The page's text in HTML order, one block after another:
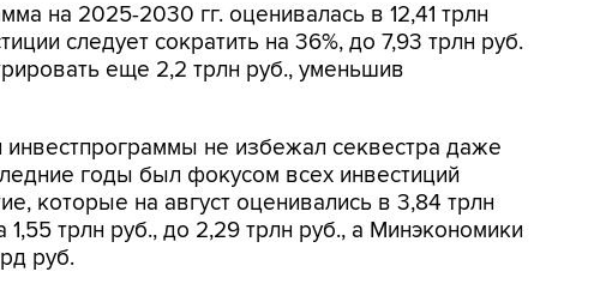
на 2025-2030 гг. оценивалась в 12,41 трлн
следует сократить на 36%, до 7,93 трлн руб.
еще 2,2 трлн руб., уменьшив
не избежал секвестра даже
годы был фокусом всех инвестиций
которые на август оценивались в 3,84 трлн
трлн руб., до 2,29 трлн руб., а Минэкономики
руб.